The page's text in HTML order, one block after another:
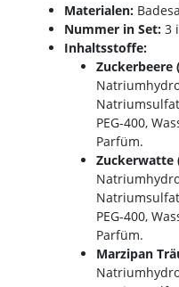
Materialen:
Nummer in Set: 3
Inhaltsstoffe:
Zuckerbeere
PEG-400,
Parfüm.
Zuckerwatte
PEG-400,
Parfüm.
Marzipan